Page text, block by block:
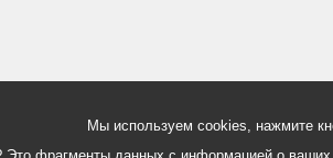
Мы используем cookies, нажмите